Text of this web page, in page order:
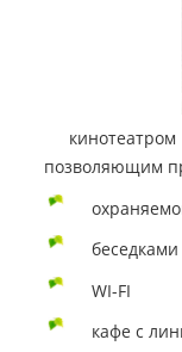
позволяющим
WI-FI
кафе с